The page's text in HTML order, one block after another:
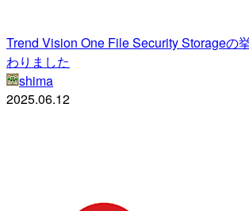
Trend Vision One File Security Storageの
わりました
shima
2025.06.12